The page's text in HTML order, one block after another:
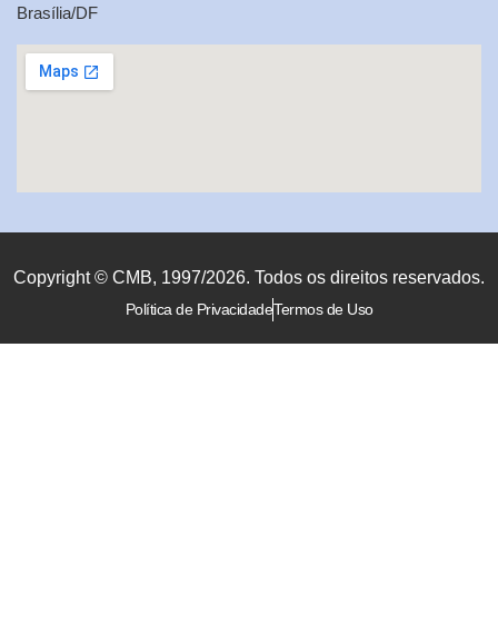
Brasília/DF
Copyright © CMB, 1997/2026. Todos os direitos reservados.
Política de PrivacidadeTermos de Uso